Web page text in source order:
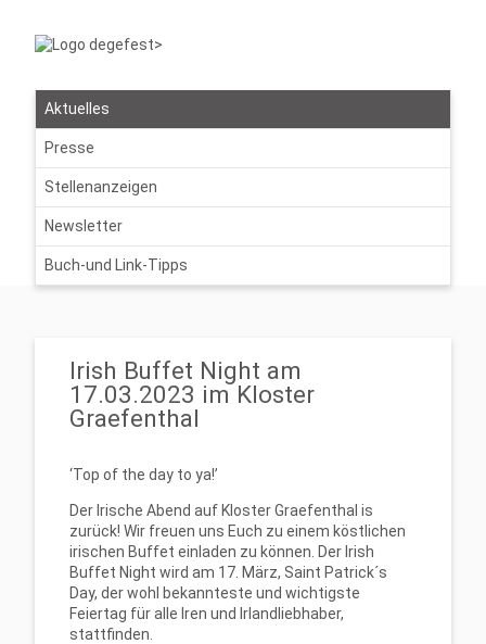
Aktuelles
Presse
Stellenanzeigen
Newsletter
Buch-und Link-Tipps
Irish Buffet Night am
17.03.2023 im Kloster
Graefenthal
‘Top of the day to ya!’
Der Irische Abend auf Kloster Graefenthal is
zurück! Wir freuen uns Euch zu einem köstlichen
irischen Buffet einladen zu können. Der Irish
Buffet Night wird am 17. März, Saint Patrick´s
Day, der wohl bekannteste und wichtigste
Feiertag für alle Iren und Irlandliebhaber,
stattfinden.